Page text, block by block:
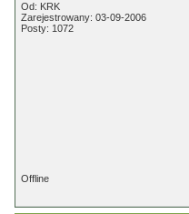
Od: KRK
Zarejestrowany: 03-09-2006
Posty: 1072
Offline